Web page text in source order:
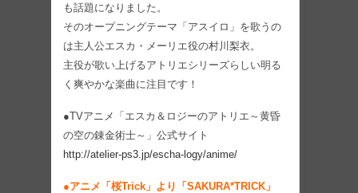
も話題になりました。
そのオープニングテーマ「アスイロ」を歌うの
は主人公エスカ・メーリエ役の村川梨衣。
主役が歌い上げるアトリエシリーズらしい明る
く爽やかな楽曲に注目です！
●TVアニメ「エスカ＆ロジーのアトリエ～黄昏
の空の錬金術士～」公式サイト
http://atelier-ps3.jp/escha-logy/anime/
●アニメ「桜Trick」より「SAKURA*TRICK」